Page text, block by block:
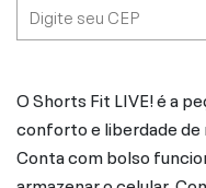
O Shorts Fit LIVE! é a
conforto e liberdade de
Conta com bolso